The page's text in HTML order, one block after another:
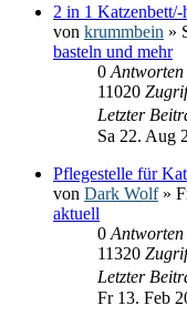
2 in 1 Katzenbett/-
von krummbein »
basteln und mehr
0 Antworten
11020
Letzter
Sa 22. Aug
Pflegestelle für
von Dark Wolf»
aktuell
0 Antworten
11320
Letzter
Fr 13. Feb